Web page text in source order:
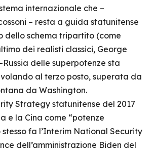
internazionale che –
– resta a guida statunitense
dello schema tripartito (come
dei realisti classici, George
Russia delle superpotenze sta
al terzo posto, superata da
da Washington.
Strategy statunitense del 2017
e la Cina come “potenze
stesso fa l’Interim National Security
dell’amministrazione Biden del